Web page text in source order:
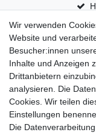
Top Marken
Eduplay
Folia Bringmann
Wir verwenden
Website und
Besucher:innen
Inhalte und Anzeigen
Drittanbietern
analysieren. Die
Cookies. Wir teilen
Einstellungen
Die